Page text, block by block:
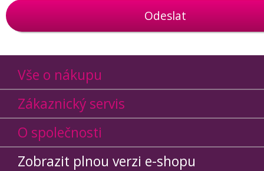
Odeslat
Vše o nákupu
Zákaznický servis
O společnosti
Zobrazit plnou verzi e-shopu